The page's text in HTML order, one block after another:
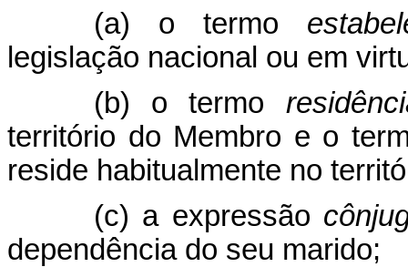
(a) o termo
legislação nacional ou em
(b) o termo
território do Membro e o
reside habitualmente no
(c) a expressão
dependência do seu marido;